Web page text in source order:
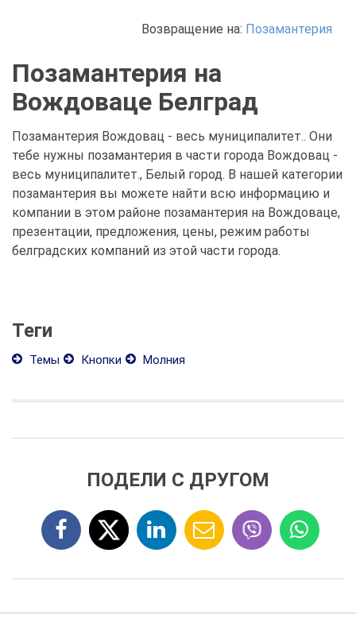
Возвращение на: Позамантерия
Позамантерия на
Вождоваце Белград
Позамантерия Вождовац - весь муниципалитет.. Они
тебе нужны позамантерия в части города Вождовац -
весь муниципалитет., Белый город. В нашей категории
позамантерия вы можете найти всю информацию и
компании в этом районе позамантерия на Вождоваце,
презентации, предложения, цены, режим работы
белградских компаний из этой части города.
Теги
Темы Кнопки Молния
ПОДЕЛИ С ДРУГОМ